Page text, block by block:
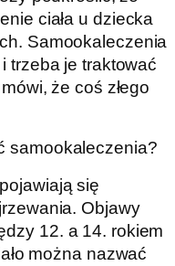
ciała u dziecka
Samookaleczenia
trzeba je traktować
że coś złego
samookaleczenia?
się
Objawy
12. a 14. rokiem
można nazwać